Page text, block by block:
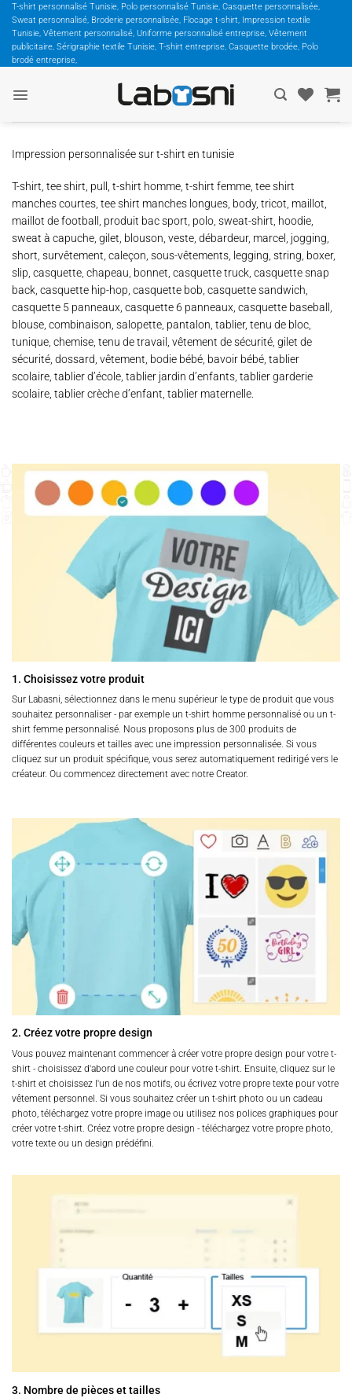
Passer
contenu
T-shirt personnalisé Tunisie, Polo personnalisé Tunisie, Casquette personnalisée,
Sweat personnalisé, Broderie personnalisée, Flocage t-shirt, Impression textile
Tunisie, Vêtement personnalisé, Uniforme personnalisé entreprise, Vêtement
publicitaire, Sérigraphie textile Tunisie, T-shirt entreprise, Casquette brodée, Polo
brodé entreprise,
Impression personnalisée sur t-shirt en tunisie
T-shirt, tee shirt, pull, t-shirt homme, t-shirt femme, tee shirt
manches courtes, tee shirt manches longues, body, tricot, maillot,
maillot de football, produit bac sport, polo, sweat-shirt, hoodie,
sweat à capuche, gilet, blouson, veste, débardeur, marcel, jogging,
short, survêtement, caleçon, sous-vêtements, legging, string, boxer,
slip, casquette, chapeau, bonnet, casquette truck, casquette snap
back, casquette hip-hop, casquette bob, casquette sandwich,
casquette 5 panneaux, casquette 6 panneaux, casquette baseball,
blouse, combinaison, salopette, pantalon, tablier, tenu de bloc,
tunique, chemise, tenu de travail, vêtement de sécurité, gilet de
sécurité, dossard, vêtement, bodie bébé, bavoir bébé, tablier
scolaire, tablier d’école, tablier jardin d’enfants, tablier garderie
scolaire, tablier crèche d’enfant, tablier maternelle.
1. Choisissez votre produit
Sur Labasni, sélectionnez dans le menu supérieur le type de produit que vous
souhaitez personnaliser - par exemple un t-shirt homme personnalisé ou un t-
shirt femme personnalisé. Nous proposons plus de 300 produits de
différentes couleurs et tailles avec une impression personnalisée. Si vous
cliquez sur un produit spécifique, vous serez automatiquement redirigé vers le
créateur. Ou commencez directement avec notre Creator.
2. Créez votre propre design
Vous pouvez maintenant commencer à créer votre propre design pour votre t-
shirt - choisissez d'abord une couleur pour votre t-shirt. Ensuite, cliquez sur le
t-shirt et choisissez l'un de nos motifs, ou écrivez votre propre texte pour votre
vêtement personnel. Si vous souhaitez créer un t-shirt photo ou un cadeau
photo, téléchargez votre propre image ou utilisez nos polices graphiques pour
créer votre t-shirt. Créez votre propre design - téléchargez votre propre photo,
votre texte ou un design prédéfini.
3. Nombre de pièces et tailles